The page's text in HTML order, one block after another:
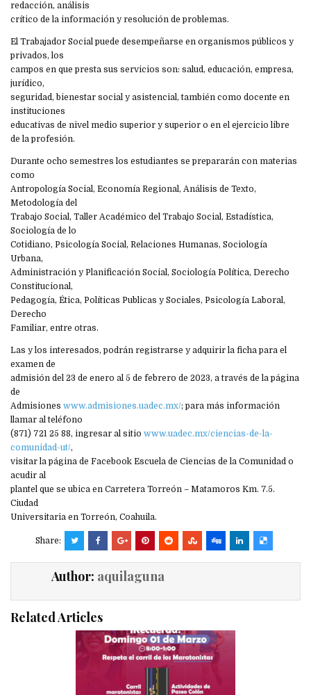
redacción, análisis
crítico de la información y resolución de problemas.
El Trabajador Social puede desempeñarse en organismos públicos y
privados, los
campos en que presta sus servicios son: salud, educación, empresa,
jurídico,
seguridad, bienestar social y asistencial, también como docente en
instituciones
educativas de nivel medio superior y superior o en el ejercicio libre
de la profesión.
Durante ocho semestres los estudiantes se prepararán con materias
como
Antropología Social, Economía Regional, Análisis de Texto,
Metodología del
Trabajo Social, Taller Académico del Trabajo Social, Estadística,
Sociología de lo
Cotidiano, Psicología Social, Relaciones Humanas, Sociología
Urbana,
Administración y Planificación Social, Sociología Política, Derecho
Constitucional,
Pedagogía, Ética, Políticas Publicas y Sociales, Psicología Laboral,
Derecho
Familiar, entre otras.
Las y los interesados, podrán registrarse y adquirir la ficha para el
examen de
admisión del 23 de enero al 5 de febrero de 2023, a través de la página
de
Admisiones www.admisiones.uadec.mx/; para más información
llamar al teléfono
(871) 721 25 88, ingresar al sitio www.uadec.mx/ciencias-de-la-
comunidad-ut/,
visitar la página de Facebook Escuela de Ciencias de la Comunidad o
acudir al
plantel que se ubica en Carretera Torreón – Matamoros Km. 7.5.
Ciudad
Universitaria en Torreón, Coahuila.
Share:
Author: aquilaguna
Related Articles